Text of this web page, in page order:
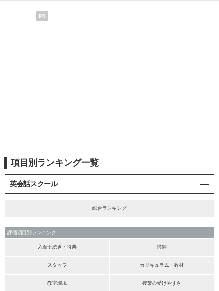
PR
項目別ランキング一覧
英会話スクール
総合ランキング
評価項目別ランキング
入会手続き・特典 講師
スタッフ カリキュラム・教材
教室環境 授業の受けやすさ